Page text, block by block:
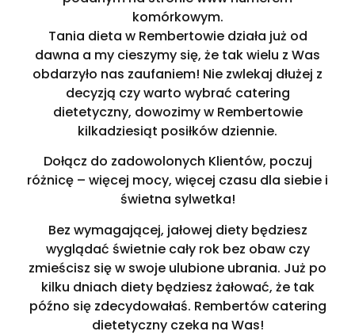
komórkowym.
Tania dieta w Rembertowie działa już od
dawna a my cieszymy się, że tak wielu z Was
obdarzyło nas zaufaniem! Nie zwlekaj dłużej z
decyzją czy warto wybrać catering
dietetyczny, dowozimy w Rembertowie
kilkadziesiąt posiłków dziennie.
Dołącz do zadowolonych Klientów, poczuj
różnicę – więcej mocy, więcej czasu dla siebie i
świetna sylwetka!
Bez wymagającej, jałowej diety będziesz
wyglądać świetnie cały rok bez obaw czy
zmieścisz się w swoje ulubione ubrania. Już po
kilku dniach diety będziesz żałować, że tak
późno się zdecydowałaś. Rembertów catering
dietetyczny czeka na Was!